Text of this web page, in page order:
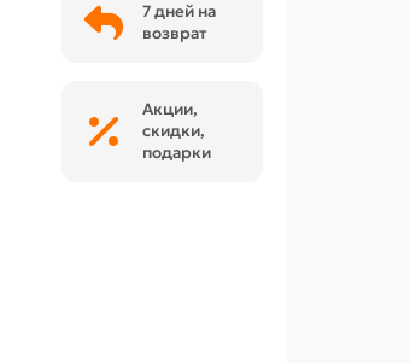
7 дней на
возврат
Акции,
скидки,
подарки